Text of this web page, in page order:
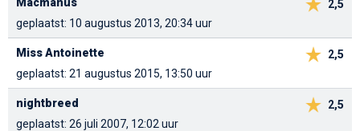
2,5
geplaatst: 10 augustus 2013, 20:34 uur
2,5
Miss Antoinette
geplaatst: 21 augustus 2015, 13:50 uur
2,5
nightbreed
geplaatst: 26 juli 2007, 12:02 uur